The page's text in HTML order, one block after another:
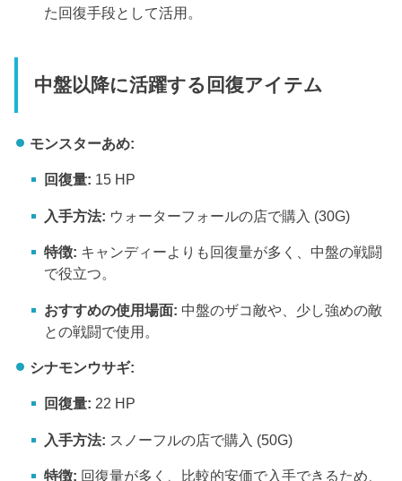
た回復手段として活用。
中盤以降に活躍する回復アイテム
モンスターあめ:
回復量: 15 HP
入手方法: ウォーターフォールの店で購入 (30G)
特徴: キャンディーよりも回復量が多く、中盤の戦闘
で役立つ。
おすすめの使用場面: 中盤のザコ敵や、少し強めの敵
との戦闘で使用。
シナモンウサギ:
回復量: 22 HP
入手方法: スノーフルの店で購入 (50G)
特徴: 回復量が多く、比較的安価で入手できるため、